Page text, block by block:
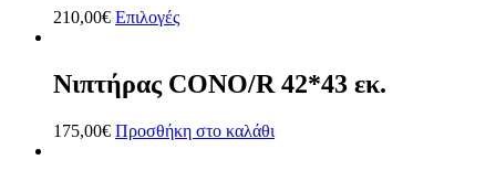
210,00€ Επιλογές
Νιπτήρας CONO/R 42*43 εκ.
175,00€ Προσθήκη στο καλάθι